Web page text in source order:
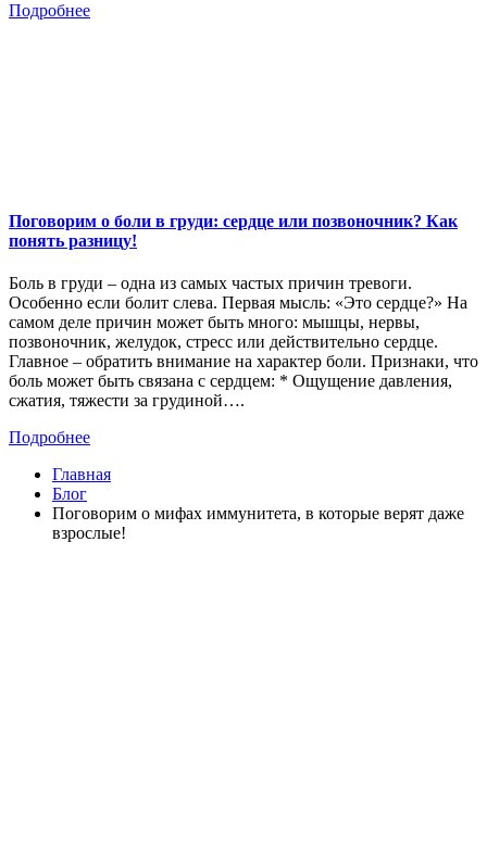
Подробнее
Поговорим о боли в груди: сердце или позвоночник? Как
понять разницу!
Боль в груди – одна из самых частых причин тревоги.
Особенно если болит слева. Первая мысль: «Это сердце?» На
самом деле причин может быть много: мышцы, нервы,
позвоночник, желудок, стресс или действительно сердце.
Главное – обратить внимание на характер боли. Признаки, что
боль может быть связана с сердцем: * Ощущение давления,
сжатия, тяжести за грудиной….
Подробнее
Главная
Блог
Поговорим о мифах иммунитета, в которые верят даже
взрослые!